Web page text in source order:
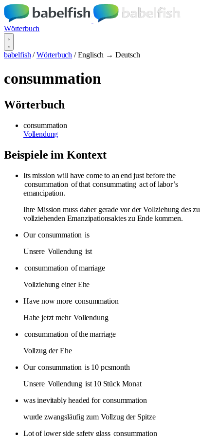
Wörterbuch
babelfish / Wörterbuch / Englisch → Deutsch
consummation
Wörterbuch
consummation
Vollendung
Beispiele im Kontext
Its mission will have come to an end just before the
consummation of that consummating act of labor’s
emancipation.
Ihre Mission muss daher gerade vor der Vollziehung des zu
vollziehenden Emanzipationsaktes zu Ende kommen.
Our consummation is
Unsere Vollendung ist
consummation of marriage
Vollziehung einer Ehe
Have now more consummation
Habe jetzt mehr Vollendung
consummation of the marriage
Vollzug der Ehe
Our consummation is 10 pcsmonth
Unsere Vollendung ist 10 Stück Monat
was inevitably headed for consummation
wurde zwangsläufig zum Vollzug der Spitze
Lot of lower side safety glass consummation